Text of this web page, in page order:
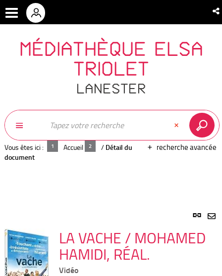
MÉDIATHÈQUE ELSA
TRIOLET
LANESTER
recherche avancée
Vous êtes ici : Accueil / Détail du
document
Lien
LA VACHE / MOHAMED
HAMIDI, RÉAL.
Vidéo